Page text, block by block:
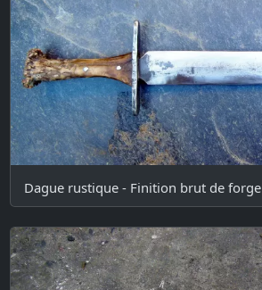
Dague rustique - Finition brut de forge